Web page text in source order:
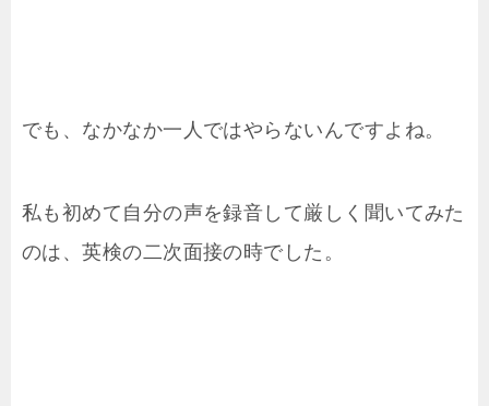
でも、なかなか一人ではやらないんですよね。
私も初めて自分の声を録音して厳しく聞いてみた
のは、英検の二次面接の時でした。